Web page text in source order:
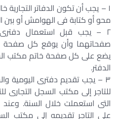
١ – يجب أن تكون الدفاتر
محو أو كتابة فى الهوامش أو بين
٢ – يجب قبل استعمال
صفحاتهما وأن يوقع كل صفحة
يضع على كل صفحة خاتم مكتب
الدفتر.
٣ – يجب تقديم دفترى اليومية
للتاجر إلى مكتب السجل
التى استعملت خلال السنة.
على التاجر تقديمه إلى مكتب